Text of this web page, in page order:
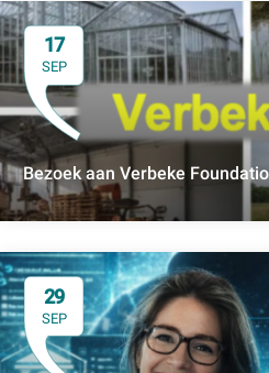
17
SEP
Bezoek aan Verbeke
29
SEP